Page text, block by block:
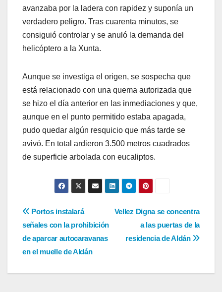
avanzaba por la ladera con rapidez y suponía un
verdadero peligro. Tras cuarenta minutos, se
consiguió controlar y se anuló la demanda del
helicóptero a la Xunta.
Aunque se investiga el origen, se sospecha que
está relacionado con una quema autorizada que
se hizo el día anterior en las inmediaciones y que,
aunque en el punto permitido estaba apagada,
pudo quedar algún resquicio que más tarde se
avivó. En total ardieron 3.500 metros cuadrados
de superficie arbolada con eucaliptos.
Navegación
de
entradas
Vellez Digna se concentra
a las puertas de la
residencia de Aldán
Portos instalará
señales con la prohibición
de aparcar autocaravanas
en el muelle de Aldán